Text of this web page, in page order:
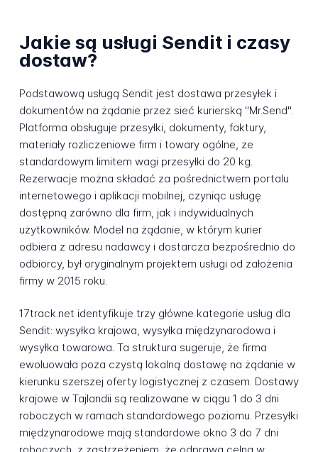
Jakie są usługi Sendit i czasy
dostaw?
Podstawową usługą Sendit jest dostawa przesyłek i
dokumentów na żądanie przez sieć kurierską "Mr.Send".
Platforma obsługuje przesyłki, dokumenty, faktury,
materiały rozliczeniowe firm i towary ogólne, ze
standardowym limitem wagi przesyłki do 20 kg.
Rezerwacje można składać za pośrednictwem portalu
internetowego i aplikacji mobilnej, czyniąc usługę
dostępną zarówno dla firm, jak i indywidualnych
użytkowników. Model na żądanie, w którym kurier
odbiera z adresu nadawcy i dostarcza bezpośrednio do
odbiorcy, był oryginalnym projektem usługi od założenia
firmy w 2015 roku.
17track.net identyfikuje trzy główne kategorie usług dla
Sendit: wysyłka krajowa, wysyłka międzynarodowa i
wysyłka towarowa. Ta struktura sugeruje, że firma
ewoluowała poza czystą lokalną dostawę na żądanie w
kierunku szerszej oferty logistycznej z czasem. Dostawy
krajowe w Tajlandii są realizowane w ciągu 1 do 3 dni
roboczych w ramach standardowego poziomu. Przesyłki
międzynarodowe mają standardowe okno 3 do 7 dni